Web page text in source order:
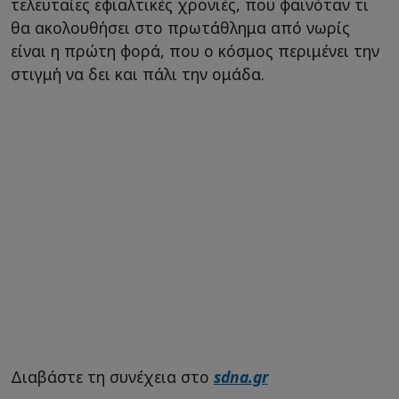
τελευταίες εφιαλτικές χρονιές, που φαινόταν τι
θα ακολουθήσει στο πρωτάθλημα από νωρίς
είναι η πρώτη φορά, που ο κόσμος περιμένει την
στιγμή να δει και πάλι την ομάδα.
Διαβάστε τη συνέχεια στο sdna.gr